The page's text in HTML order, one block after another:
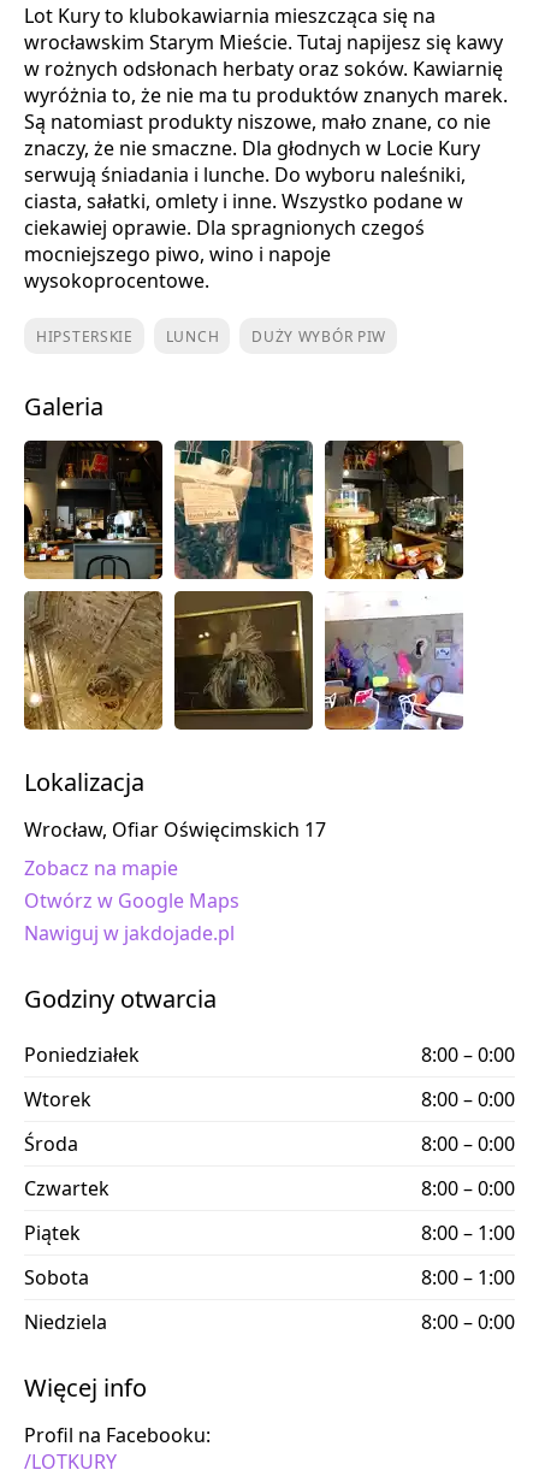
Lot Kury to klubokawiarnia mieszcząca się na
wrocławskim Starym Mieście. Tutaj napijesz się kawy
w rożnych odsłonach herbaty oraz soków. Kawiarnię
wyróżnia to, że nie ma tu produktów znanych marek.
Są natomiast produkty niszowe, mało znane, co nie
znaczy, że nie smaczne. Dla głodnych w Locie Kury
serwują śniadania i lunche. Do wyboru naleśniki,
ciasta, sałatki, omlety i inne. Wszystko podane w
ciekawiej oprawie. Dla spragnionych czegoś
mocniejszego piwo, wino i napoje
wysokoprocentowe.
HIPSTERSKIE LUNCH DUŻY WYBÓR PIW
Galeria
Lokalizacja
Wrocław, Ofiar Oświęcimskich 17
Zobacz na mapie
Otwórz w Google Maps
Nawiguj w jakdojade.pl
Godziny otwarcia
Poniedziałek
8:00 – 0:00
Wtorek
8:00 – 0:00
Środa
8:00 – 0:00
Czwartek
8:00 – 0:00
Piątek
8:00 – 1:00
Sobota
8:00 – 1:00
Niedziela
8:00 – 0:00
Więcej info
Profil na Facebooku:
/LOTKURY